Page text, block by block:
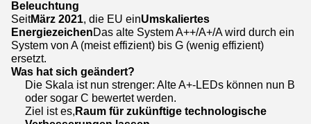
Beleuchtung
SeitMärz 2021, die EU einUmskaliertes
EnergiezeichenDas alte System A++/A+/A wird durch ein
System von A (meist effizient) bis G (wenig effizient)
ersetzt.
Was hat sich geändert?
Die Skala ist nun strenger: Alte A+-LEDs können nun B
oder sogar C bewertet werden.
Ziel ist es, Raum für zukünftige technologische